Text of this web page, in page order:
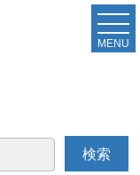
MENU